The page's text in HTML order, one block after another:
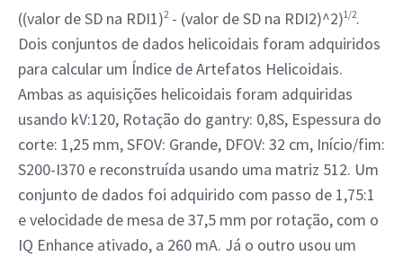
((valor de SD na RDI1)2- (valor de SD na RDI2)^2)1/2.
Dois conjuntos de dados helicoidais foram adquiridos
para calcular um Índice de Artefatos Helicoidais.
Ambas as aquisições helicoidais foram adquiridas
usando kV:120, Rotação do gantry: 0,8S, Espessura do
corte: 1,25 mm, SFOV: Grande, DFOV: 32 cm, Início/fim:
S200-I370 e reconstruída usando uma matriz 512. Um
conjunto de dados foi adquirido com passo de 1,75:1
e velocidade de mesa de 37,5 mm por rotação, com o
IQ Enhance ativado, a 260 mA. Já o outro usou um